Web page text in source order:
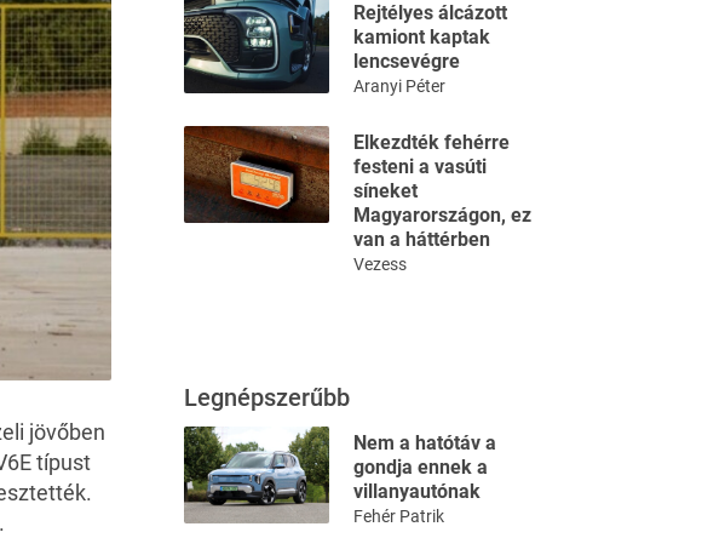
jövőben
típust
Rejtélyes álcázott
kamiont kaptak
lencsevégre
Aranyi Péter
Elkezdték fehérre
festeni a vasúti
síneket
Magyarországon, ez
van a háttérben
Vezess
Legnépszerűbb
Nem a hatótáv a
gondja ennek a
villanyautónak
Fehér Patrik